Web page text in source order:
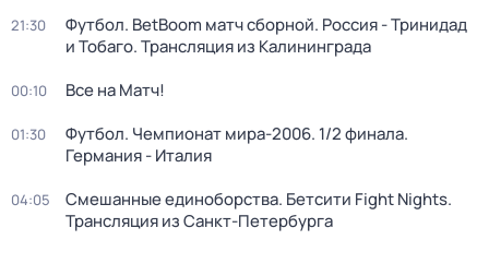
21:30
Футбол. BetBoom матч сборной. Россия - Тринидад
и Тобаго. Трансляция из Калининграда
00:10 Все на Матч!
01:30
Футбол. Чемпионат мира-2006. 1/2 финала.
Германия - Италия
04:05
Смешанные единоборства. Бетсити Fight Nights.
Трансляция из Санкт-Петербурга